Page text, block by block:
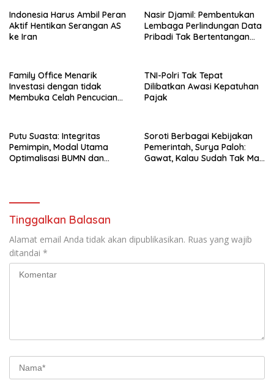
Indonesia Harus Ambil Peran
Aktif Hentikan Serangan AS
ke Iran
Nasir Djamil: Pembentukan
Lembaga Perlindungan Data
Pribadi Tak Bertentangan
Family Office Menarik
Investasi dengan tidak
Membuka Celah Pencucian
TNI-Polri Tak Tepat
Dilibatkan Awasi Kepatuhan
Pajak
Putu Suasta: Integritas
Pemimpin, Modal Utama
Optimalisasi BUMN dan
Soroti Berbagai Kebijakan
Pemerintah, Surya Paloh:
Gawat, Kalau Sudah Tak Mau
Tinggalkan Balasan
Alamat email Anda tidak akan dipublikasikan. Ruas yang wajib
ditandai *